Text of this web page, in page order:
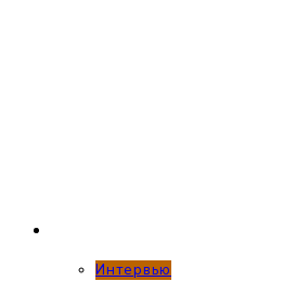
Интервью